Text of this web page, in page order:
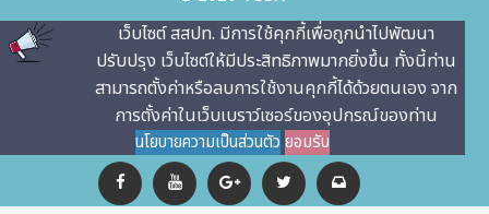
เว็บไซต์ สสปท. มีการใช้คุกกี้เพื่อถูกนําไปพัฒนา
ปรับปรุง เว็บไซต์ให้มีประสิทธิภาพมากยิ่งขึ้น ทั้งนี้ท่าน
สามารถตั้งค่าหรือลบการใช้งานคุกกี้ได้ด้วยตนเอง จาก
การตั้งค่าในเว็บเบราว์เซอร์ของอุปกรณ์ของท่าน
นโยบายความเป็นส่วนตัว ยอมรับ